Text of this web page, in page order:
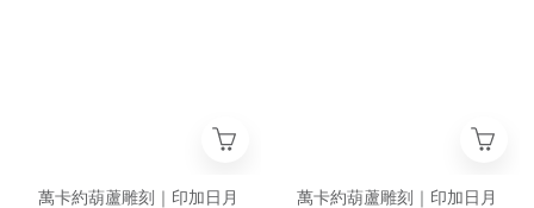
萬卡約葫蘆雕刻｜印加日月
萬卡約葫蘆雕刻｜印加日月